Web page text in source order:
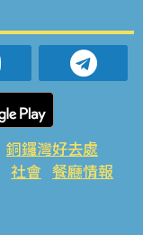
銅鑼灣好去處
社會 餐廳情報